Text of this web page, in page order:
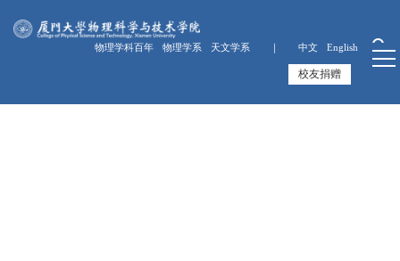
物理学科百年 物理学系 天文学系 ｜ 中文 English
校友捐赠